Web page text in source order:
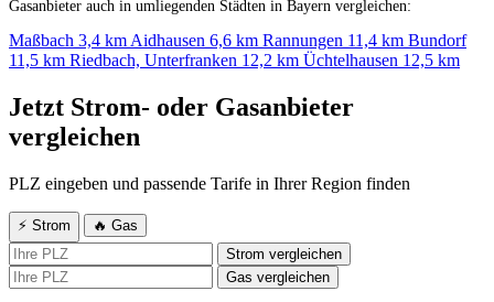
Gasanbieter auch in umliegenden Städten in Bayern vergleichen:
Maßbach 3,4 km Aidhausen 6,6 km Rannungen 11,4 km Bundorf
11,5 km Riedbach, Unterfranken 12,2 km Üchtelhausen 12,5 km
Jetzt Strom- oder Gasanbieter
vergleichen
PLZ eingeben und passende Tarife in Ihrer Region finden
⚡ Strom
🔥 Gas
Strom vergleichen
Gas vergleichen